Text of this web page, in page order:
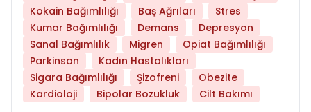
Kokain Bağımlılığı
Baş Ağrıları
Stres
Kumar Bağımlılığı
Demans
Depresyon
Sanal Bağımlılık
Migren
Opiat Bağımlılığı
Parkinson
Kadın Hastalıkları
Sigara Bağımlılığı
Şizofreni
Obezite
Kardioloji
Bipolar Bozukluk Cilt Bakımı